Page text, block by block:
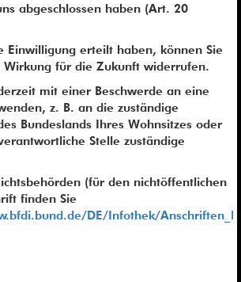
abgeschlossen haben (Art. 20
Einwilligung erteilt haben, können Sie
für die Zukunft widerrufen.
mit einer Beschwerde an eine
z. B. an die zuständige
Bundeslands Ihres Wohnsitzes oder
Stelle zuständige
(für den nichtöffentlichen
finden Sie
DE/Infothek/